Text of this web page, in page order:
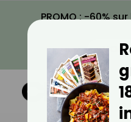
PROMO : -60%
VOIR